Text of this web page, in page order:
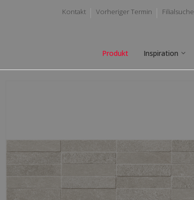
Kontakt Vorheriger Termin Filialsuche
Produkt Inspiration